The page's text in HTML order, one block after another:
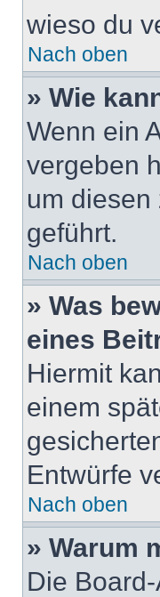
wieso du
Nach oben
» Wie
Wenn ein
vergeben
um
geführt.
Nach oben
» Was
eines
Hiermit
einem
Entwürfe
Nach oben
» Warum
Die